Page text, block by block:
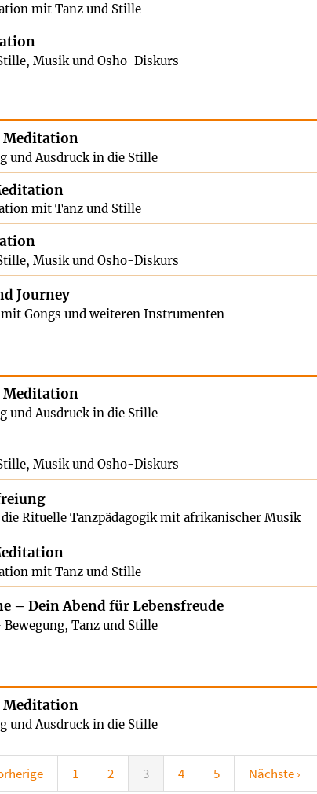
mit Tanz und Stille
Musik und Osho-Diskurs
Meditation
und Ausdruck in die Stille
mit Tanz und Stille
Musik und Osho-Diskurs
Journey
Gongs und weiteren Instrumenten
Meditation
und Ausdruck in die Stille
Musik und Osho-Diskurs
Rituelle Tanzpädagogik mit afrikanischer Musik
mit Tanz und Stille
– Dein Abend für Lebensfreude
Bewegung, Tanz und Stille
Meditation
und Ausdruck in die Stille
1 2 3 4 5 Nächste ›